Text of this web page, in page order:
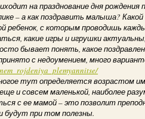
на празднование дня
– а как поздравить малыша?
ребенок, с которым проводишь
какие игры и игрушки
бывает понять, какое
с недоумением, много
тут определяется возрастом
и совсем маленькой, наиболее
с ее мамой – это позволит
будут при том полезны.